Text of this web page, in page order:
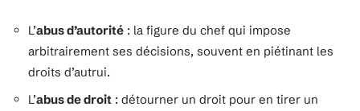
L’abus d’autorité : la figure du chef qui impose
arbitrairement ses décisions, souvent en piétinant les
droits d’autrui.
L’abus de droit : détourner un droit pour en tirer un